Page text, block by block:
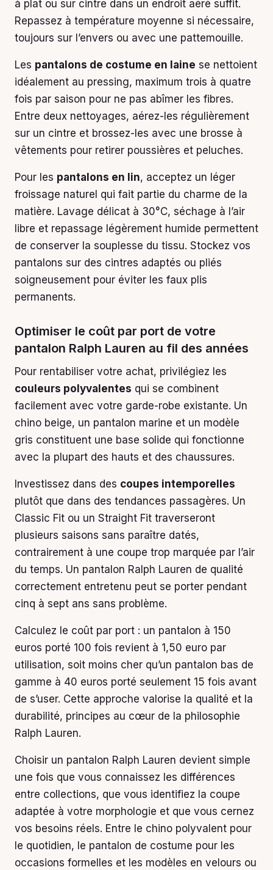
à plat ou sur cintre dans un endroit aéré suffit.
Repassez à température moyenne si nécessaire,
toujours sur l’envers ou avec une pattemouille.
Les pantalons de costume en laine se nettoient
idéalement au pressing, maximum trois à quatre
fois par saison pour ne pas abîmer les fibres.
Entre deux nettoyages, aérez-les régulièrement
sur un cintre et brossez-les avec une brosse à
vêtements pour retirer poussières et peluches.
Pour les pantalons en lin, acceptez un léger
froissage naturel qui fait partie du charme de la
matière. Lavage délicat à 30°C, séchage à l’air
libre et repassage légèrement humide permettent
de conserver la souplesse du tissu. Stockez vos
pantalons sur des cintres adaptés ou pliés
soigneusement pour éviter les faux plis
permanents.
Optimiser le coût par port de votre
pantalon Ralph Lauren au fil des années
Pour rentabiliser votre achat, privilégiez les
couleurs polyvalentes qui se combinent
facilement avec votre garde-robe existante. Un
chino beige, un pantalon marine et un modèle
gris constituent une base solide qui fonctionne
avec la plupart des hauts et des chaussures.
Investissez dans des coupes intemporelles
plutôt que dans des tendances passagères. Un
Classic Fit ou un Straight Fit traverseront
plusieurs saisons sans paraître datés,
contrairement à une coupe trop marquée par l’air
du temps. Un pantalon Ralph Lauren de qualité
correctement entretenu peut se porter pendant
cinq à sept ans sans problème.
Calculez le coût par port : un pantalon à 150
euros porté 100 fois revient à 1,50 euro par
utilisation, soit moins cher qu’un pantalon bas de
gamme à 40 euros porté seulement 15 fois avant
de s’user. Cette approche valorise la qualité et la
durabilité, principes au cœur de la philosophie
Ralph Lauren.
Choisir un pantalon Ralph Lauren devient simple
une fois que vous connaissez les différences
entre collections, que vous identifiez la coupe
adaptée à votre morphologie et que vous cernez
vos besoins réels. Entre le chino polyvalent pour
le quotidien, le pantalon de costume pour les
occasions formelles et les modèles en velours ou